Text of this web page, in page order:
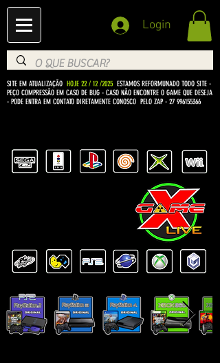
Login
SITE EM ATUALIZAÇÃO HOJE 22 / 12 /2025 ESTAMOS REFORMUNADO TODO SITE -
PEÇO COMPRESSÃO EM CASO DE BUG - CASO NÃO ENCONTRE O GAME QUE DESEJA
- PODE ENTRA EM CONTATO DIRETAMENTE CONOSCO PELO ZAP - 27 996155366